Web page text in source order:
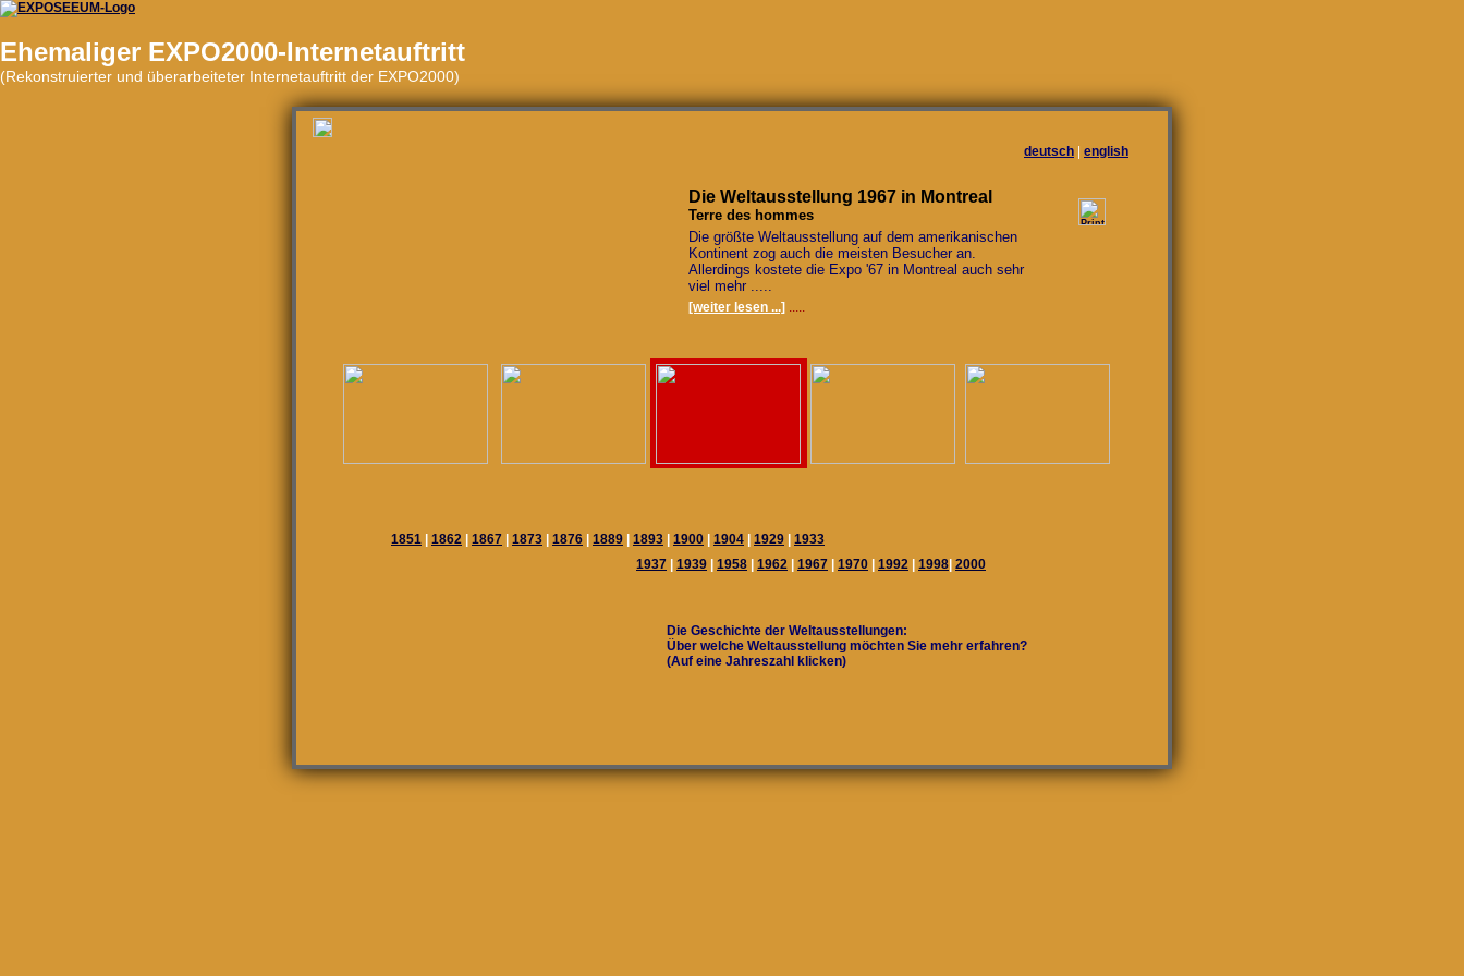
Ehemaliger EXPO2000-Internetauftritt
(Rekonstruierter und überarbeiteter Internetauftritt der EXPO2000)
1851 | 1862 | 1867 | 1873 | 1876 | 1889 | 1893 | 1900 | 1904 | 1929 | 1933
1937 | 1939 | 1958 | 1962 | 1967 | 1970 | 1992 | 1998| 2000
Die Geschichte der Weltausstellungen:
Über welche Weltausstellung möchten Sie mehr erfahren?
(Auf eine Jahreszahl klicken)
Die Weltausstellung 1967 in Montreal
Terre des hommes
Die größte Weltausstellung auf dem amerikanischen
Kontinent zog auch die meisten Besucher an.
Allerdings kostete die Expo '67 in Montreal auch sehr
viel mehr .....
[weiter lesen ...]
deutsch | english